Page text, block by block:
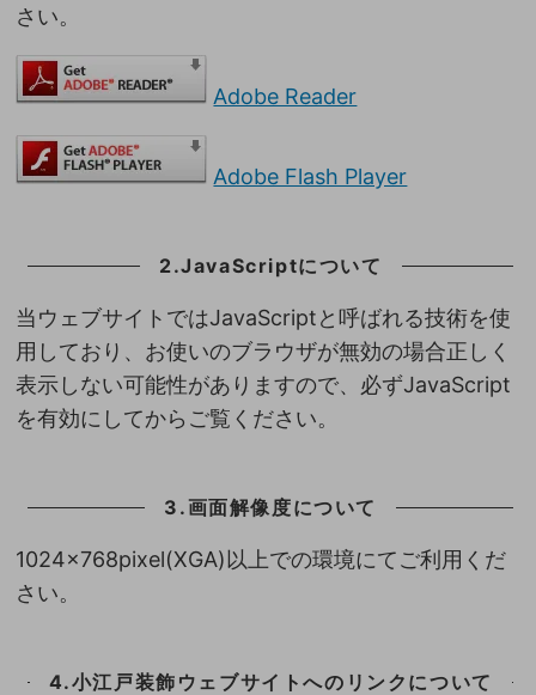
さい。
Adobe Reader
Adobe Flash Player
2.JavaScriptについて
当ウェブサイトではJavaScriptと呼ばれる技術を使
用しており、お使いのブラウザが無効の場合正しく
表示しない可能性がありますので、必ずJavaScript
を有効にしてからご覧ください。
3.画面解像度について
1024×768pixel(XGA)以上での環境にてご利用くだ
さい。
4.小江戸装飾ウェブサイトへのリンクについて